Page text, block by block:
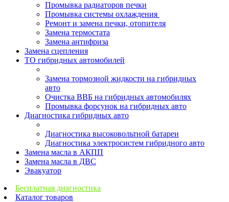
Промывка радиаторов печки
Промывка системы охлаждения
Ремонт и замена печки, отопителя
Замена термостата
Замена антифриза
Замена сцепления
ТО гибридных автомобилей
Замена тормозной жидкости на гибридных
авто
Очистка ВВБ на гибридных автомобилях
Промывка форсунок на гибридных авто
Диагностика гибридных авто
Диагностика высоковольтной батареи
Диагностика электросистем гибридного авто
Замена масла в АКПП
Замена масла в ДВС
Эвакуатор
Бесплатная диагностика
Каталог товаров